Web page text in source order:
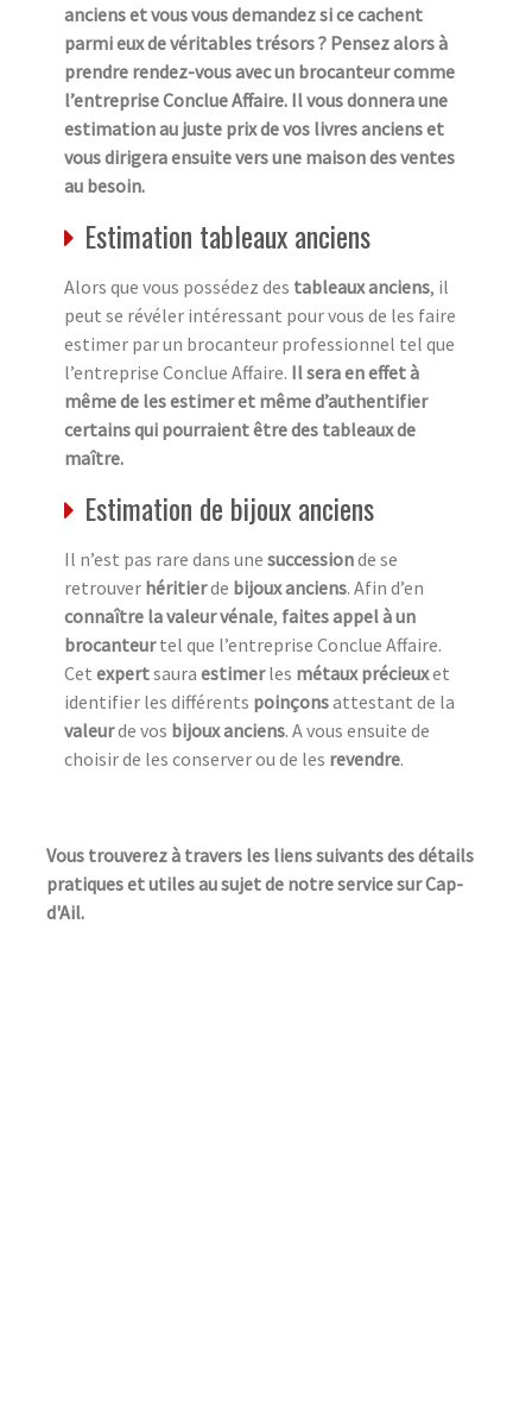
anciens et vous vous demandez si ce cachent
parmi eux de véritables trésors ? Pensez alors à
prendre rendez-vous avec un brocanteur comme
l’entreprise Conclue Affaire. Il vous donnera une
estimation au juste prix de vos livres anciens et
vous dirigera ensuite vers une maison des ventes
au besoin.
Estimation tableaux anciens
Alors que vous possédez des tableaux anciens, il
peut se révéler intéressant pour vous de les faire
estimer par un brocanteur professionnel tel que
l’entreprise Conclue Affaire. Il sera en effet à
même de les estimer et même d’authentifier
certains qui pourraient être des tableaux de
maître.
Estimation de bijoux anciens
Il n’est pas rare dans une successionde se
retrouver héritierde bijoux anciens. Afin d’en
connaître la valeur vénale, faites appel à un
brocanteurtel que l’entreprise Conclue Affaire.
Cet expertsaura estimerles métaux précieuxet
identifier les différents poinçonsattestant de la
valeurde vos bijoux anciens. A vous ensuite de
choisir de les conserver ou de les revendre.
Vous trouverez à travers les liens suivants des détails
pratiques et utiles au sujet de notre service sur Cap-
d'Ail.